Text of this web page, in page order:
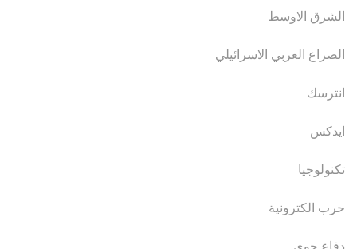
الشرق الاوسط
الصراع العربي الاسرائيلي
انترسك
ايدكس
تكنولوجيا
حرب الكترونية
دفاع جوي